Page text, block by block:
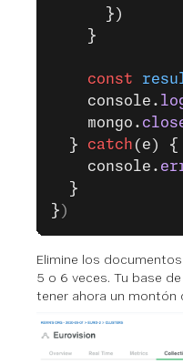
      })
    }
    const
    console.
    mongo.
  }
catch (e) {
    console.
  }
} )
Elimine los
5 o 6 veces. Tu base
tener ahora un montón